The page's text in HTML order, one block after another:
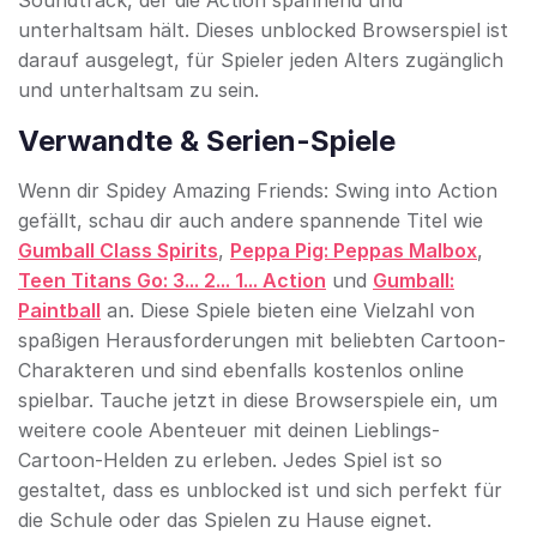
unterhaltsam hält. Dieses unblocked Browserspiel ist
darauf ausgelegt, für Spieler jeden Alters zugänglich
und unterhaltsam zu sein.
Verwandte & Serien-Spiele
Wenn dir Spidey Amazing Friends: Swing into Action
gefällt, schau dir auch andere spannende Titel wie
Gumball Class Spirits, Peppa Pig: Peppas Malbox,
Teen Titans Go: 3... 2... 1... Action und Gumball:
Paintball an. Diese Spiele bieten eine Vielzahl von
spaßigen Herausforderungen mit beliebten Cartoon-
Charakteren und sind ebenfalls kostenlos online
spielbar. Tauche jetzt in diese Browserspiele ein, um
weitere coole Abenteuer mit deinen Lieblings-
Cartoon-Helden zu erleben. Jedes Spiel ist so
gestaltet, dass es unblocked ist und sich perfekt für
die Schule oder das Spielen zu Hause eignet.